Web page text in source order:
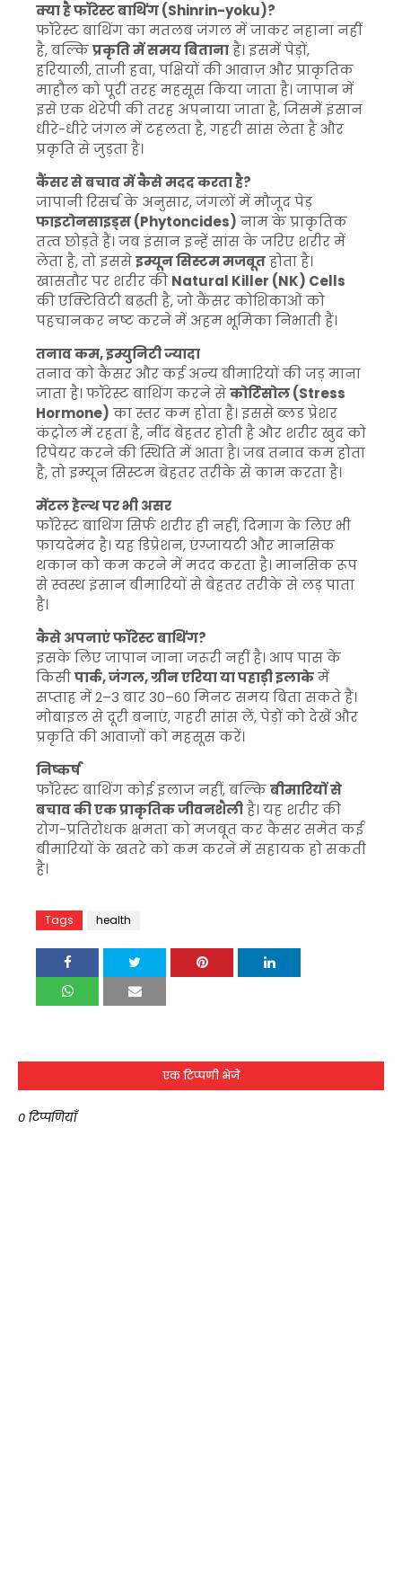
क्या है फॉरेस्ट बाथिंग (Shinrin-yoku)?
फॉरेस्ट बाथिंग का मतलब जंगल में जाकर नहाना नहीं
है, बल्किप्रकृति में समय बितानाहै। इसमें पेड़ों,
हरियाली, ताजी हवा, पक्षियों की आवाज़ और प्राकृतिक
माहौल को पूरी तरह महसूस किया जाता है। जापान में
इसे एक थेरेपी की तरह अपनाया जाता है, जिसमें इंसान
धीरे-धीरे जंगल में टहलता है, गहरी सांस लेता है और
प्रकृति से जुड़ता है।
कैंसर से बचाव में कैसे मदद करता है?
जापानी रिसर्च के अनुसार, जंगलों में मौजूद पेड़
फाइटोनसाइड्स (Phytoncides) नाम के प्राकृतिक
तत्व छोड़ते हैं। जब इंसान इन्हें सांस के जरिए शरीर में
लेता है, तो इससेइम्यून सिस्टम मजबूतहोता है।
खासतौर पर शरीर की Natural Killer (NK) Cells
की एक्टिविटी बढ़ती है, जो कैंसर कोशिकाओं को
पहचानकर नष्ट करने में अहम भूमिका निभाती हैं।
तनाव कम, इम्युनिटी ज्यादा
तनाव को कैंसर और कई अन्य बीमारियों की जड़ माना
जाता है। फॉरेस्ट बाथिंग करने सेकोर्टिसोल (Stress
Hormone) का स्तर कम होता है। इससे ब्लड प्रेशर
कंट्रोल में रहता है, नींद बेहतर होती है और शरीर खुद को
रिपेयर करने की स्थिति में आता है। जब तनाव कम होता
है, तो इम्यून सिस्टम बेहतर तरीके से काम करता है।
मेंटल हेल्थ पर भी असर
फॉरेस्ट बाथिंग सिर्फ शरीर ही नहीं, दिमाग के लिए भी
फायदेमंद है। यह डिप्रेशन, एंग्जायटी और मानसिक
थकान को कम करने में मदद करता है। मानसिक रूप
से स्वस्थ इंसान बीमारियों से बेहतर तरीके से लड़ पाता
है।
कैसे अपनाएं फॉरेस्ट बाथिंग?
इसके लिए जापान जाना जरूरी नहीं है। आप पास के
किसीपार्क, जंगल, ग्रीन एरिया या पहाड़ी इलाकेमें
सप्ताह में 2–3 बार 30–60 मिनट समय बिता सकते हैं।
मोबाइल से दूरी बनाएं, गहरी सांस लें, पेड़ों को देखें और
प्रकृति की आवाज़ों को महसूस करें।
निष्कर्ष
फॉरेस्ट बाथिंग कोई इलाज नहीं, बल्किबीमारियों से
बचाव की एक प्राकृतिक जीवनशैलीहै। यह शरीर की
रोग-प्रतिरोधक क्षमता को मजबूत कर कैंसर समेत कई
बीमारियों के खतरे को कम करने में सहायक हो सकती
है।
Tags health
एक टिप्पणी भेजें
0 टिप्पणियाँ